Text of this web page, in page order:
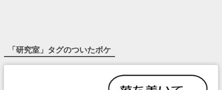
「研究室 」タグのついたボケ